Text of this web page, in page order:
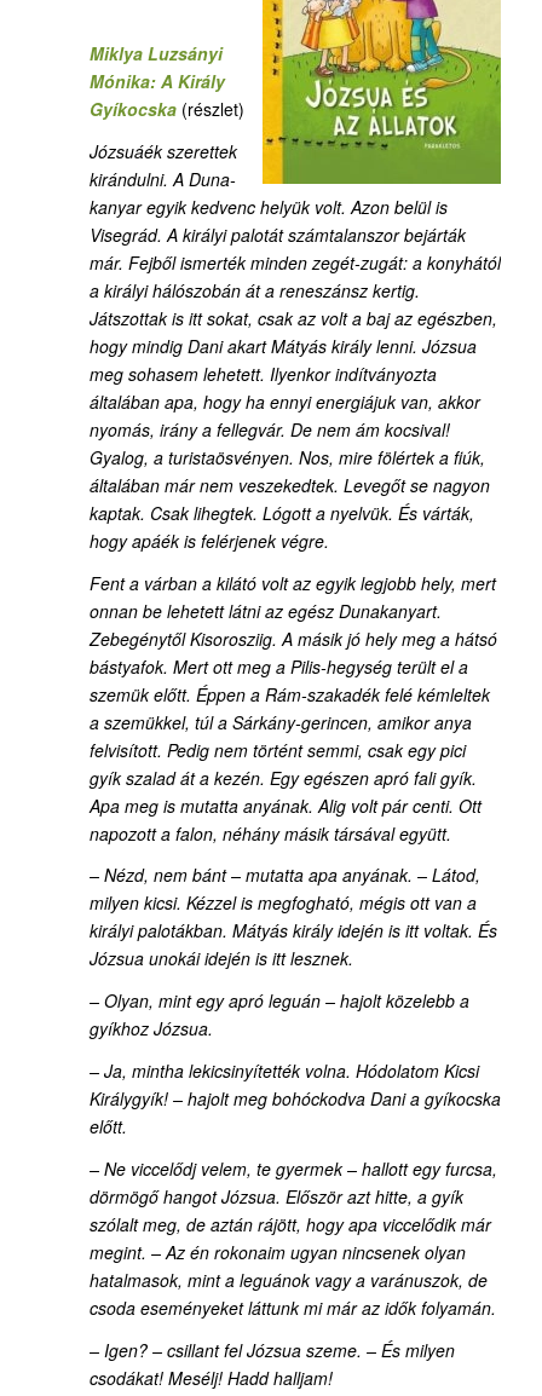
Miklya Luzsányi
Mónika: A Király
Gyíkocska(részlet)
Józsuáék szerettek
kirándulni. A Duna-
kanyar egyik kedvenc helyük volt. Azon belül is
Visegrád. A királyi palotát számtalanszor bejárták
már. Fejből ismerték minden zegét-zugát: a konyhától
a királyi hálószobán át a reneszánsz kertig.
Játszottak is itt sokat, csak az volt a baj az egészben,
hogy mindig Dani akart Mátyás király lenni. Józsua
meg sohasem lehetett. Ilyenkor indítványozta
általában apa, hogy ha ennyi energiájuk van, akkor
nyomás, irány a fellegvár. De nem ám kocsival!
Gyalog, a turistaösvényen. Nos, mire fölértek a fiúk,
általában már nem veszekedtek. Levegőt se nagyon
kaptak. Csak lihegtek. Lógott a nyelvük. És várták,
hogy apáék is felérjenek végre.
Fent a várban a kilátó volt az egyik legjobb hely, mert
onnan be lehetett látni az egész Dunakanyart.
Zebegénytől Kisorosziig. A másik jó hely meg a hátsó
bástyafok. Mert ott meg a Pilis-hegység terült el a
szemük előtt. Éppen a Rám-szakadék felé kémleltek
a szemükkel, túl a Sárkány-gerincen, amikor anya
felvisított. Pedig nem történt semmi, csak egy pici
gyík szalad át a kezén. Egy egészen apró fali gyík.
Apa meg is mutatta anyának. Alig volt pár centi. Ott
napozott a falon, néhány másik társával együtt.
– Nézd, nem bánt – mutatta apa anyának. – Látod,
milyen kicsi. Kézzel is megfogható, mégis ott van a
királyi palotákban. Mátyás király idején is itt voltak. És
Józsua unokái idején is itt lesznek.
– Olyan, mint egy apró leguán – hajolt közelebb a
gyíkhoz Józsua.
– Ja, mintha lekicsinyítették volna. Hódolatom Kicsi
Királygyík! – hajolt meg bohóckodva Dani a gyíkocska
előtt.
– Ne viccelődj velem, te gyermek – hallott egy furcsa,
dörmögő hangot Józsua. Először azt hitte, a gyík
szólalt meg, de aztán rájött, hogy apa viccelődik már
megint. – Az én rokonaim ugyan nincsenek olyan
hatalmasok, mint a leguánok vagy a varánuszok, de
csoda eseményeket láttunk mi már az idők folyamán.
– Igen? – csillant fel Józsua szeme. – És milyen
csodákat! Mesélj! Hadd halljam!